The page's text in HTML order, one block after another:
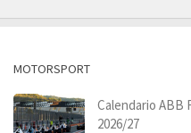
MOTORSPORT
Calendario ABB
2026/27